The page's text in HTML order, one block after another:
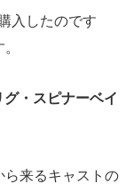
入したのです
・スピナーベイ
ら来るキャストの